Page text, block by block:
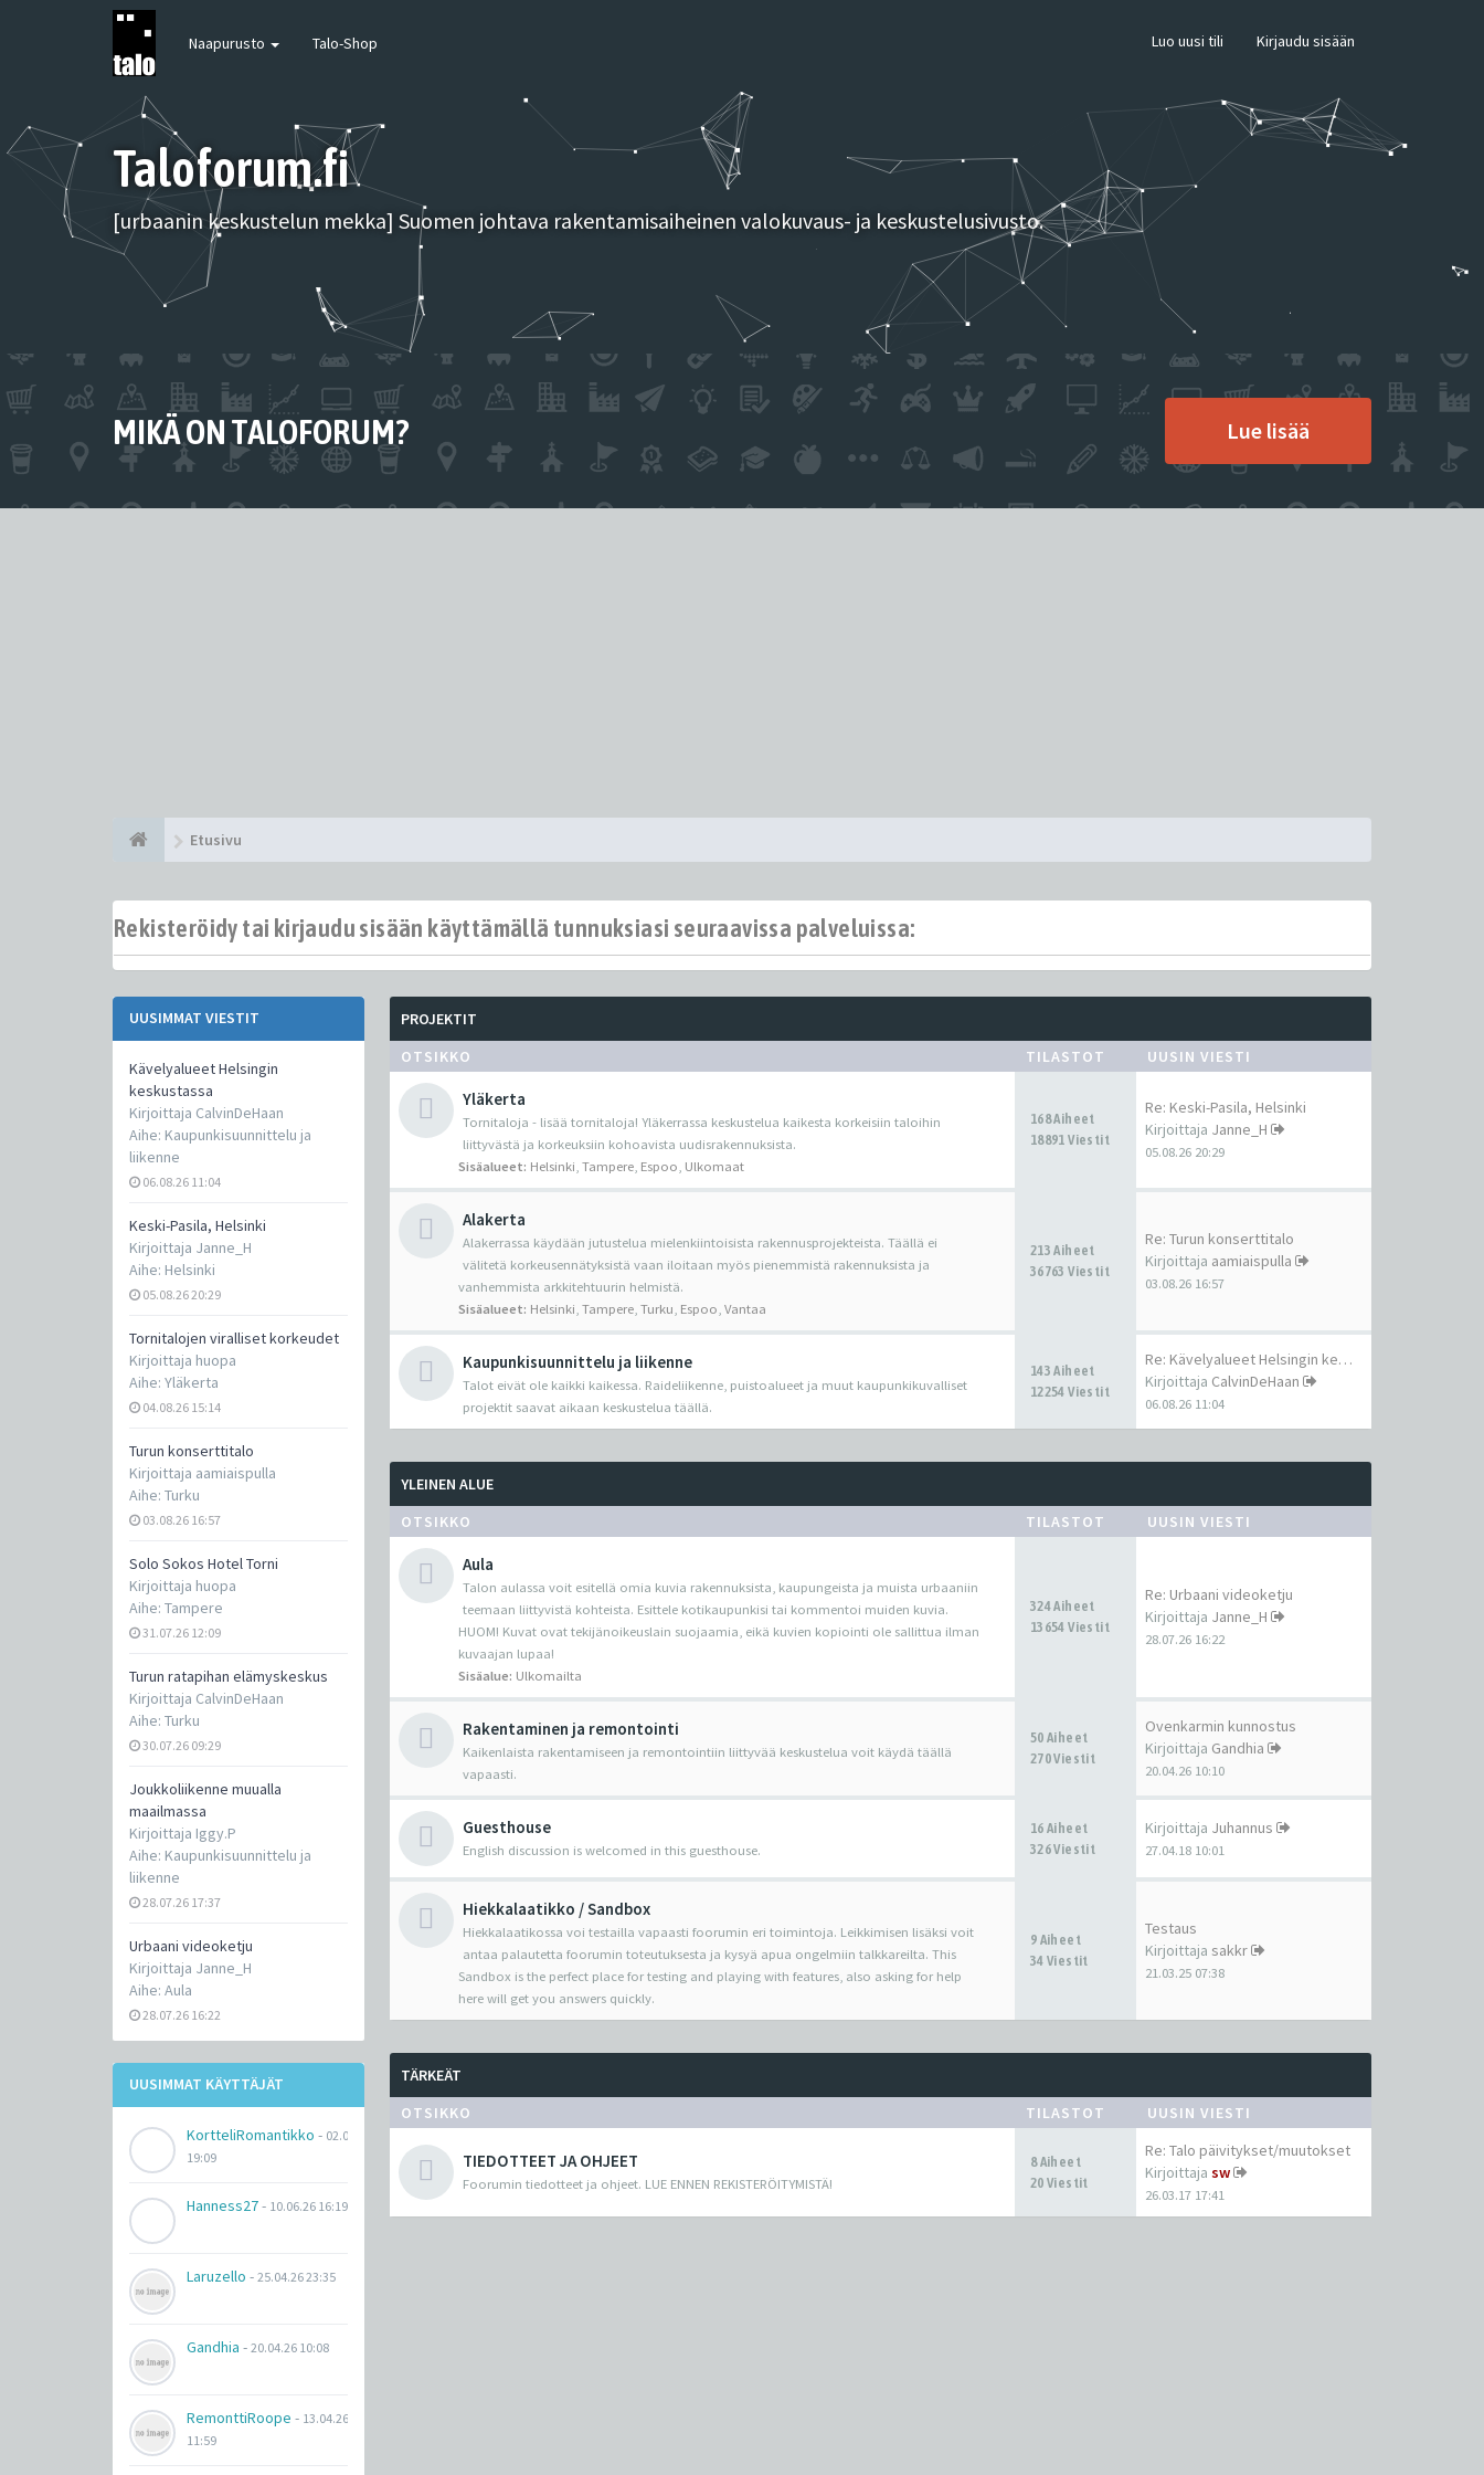
Naapurusto Talo-Shop Luo uusi tili Kirjaudu sisään
Taloforum.fi
[urbaanin keskustelun mekka] Suomen johtava rakentamisaiheinen valokuvaus- ja keskustelusivusto.
MIKÄ ON TALOFORUM? Lue lisää
Etusivu
Rekisteröidy tai kirjaudu sisään käyttämällä tunnuksiasi seuraavissa palveluissa:
UUSIMMAT VIESTIT
Kävelyalueet Helsingin
keskustassa
Kirjoittaja CalvinDeHaan
Aihe: Kaupunkisuunnittelu ja
liikenne
06.08.26 11:04
Keski-Pasila, Helsinki
Kirjoittaja Janne_H
Aihe: Helsinki
05.08.26 20:29
Tornitalojen viralliset korkeudet
Kirjoittaja huopa
Aihe: Yläkerta
04.08.26 15:14
Turun konserttitalo
Kirjoittaja aamiaispulla
Aihe: Turku
03.08.26 16:57
Solo Sokos Hotel Torni
Kirjoittaja huopa
Aihe: Tampere
31.07.26 12:09
Turun ratapihan elämyskeskus
Kirjoittaja CalvinDeHaan
Aihe: Turku
30.07.26 09:29
Joukkoliikenne muualla
maailmassa
Kirjoittaja Iggy.P
Aihe: Kaupunkisuunnittelu ja
liikenne
28.07.26 17:37
Urbaani videoketju
Kirjoittaja Janne_H
Aihe: Aula
28.07.26 16:22
UUSIMMAT KÄYTTÄJÄT
KortteliRomantikko - 02.07.26
19:09
Hanness27- 10.06.26 16:19
Laruzello - 25.04.26 23:35
Gandhia - 20.04.26 10:08
RemonttiRoope - 13.04.26
11:59
PROJEKTIT
OTSIKKO
TILASTOT UUSIN VIESTI
Yläkerta
Tornitaloja - lisää tornitaloja! Yläkerrassa keskustelua kaikesta korkeisiin taloihin
liittyvästä ja korkeuksiin kohoavista uudisrakennuksista.
Sisäalueet: Helsinki Tampere, Espoo Ulkomaat
168 Aiheet
18891 Viestit
Re: Keski-Pasila, Helsinki
Kirjoittaja Janne_H
05.08.26 20:29
Alakerta
Alakerrassa käydään jutustelua mielenkiintoisista rakennusprojekteista. Täällä ei
välitetä korkeusennätyksistä vaan iloitaan myös pienemmistä rakennuksista ja
vanhemmista arkkitehtuurin helmistä.
Sisäalueet: Helsinki Tampere, Turku Espoo Vantaa
213 Aiheet
36763 Viestit
Re: Turun konserttitalo
Kirjoittaja aamiaispulla
03.08.26 16:57
Kaupunkisuunnittelu ja liikenne
Talot eivät ole kaikki kaikessa. Raideliikenne, puistoalueet ja muut kaupunkikuvalliset
projektit saavat aikaan keskustelua täällä.
143 Aiheet
12254 Viestit
Re: Kävelyalueet Helsingin ke…
Kirjoittaja CalvinDeHaan
06.08.26 11:04
YLEINEN ALUE
OTSIKKO
TILASTOT UUSIN VIESTI
Aula
Talon aulassa voit esitellä omia kuvia rakennuksista, kaupungeista ja muista urbaaniin
teemaan liittyvistä kohteista. Esittele kotikaupunkisi tai kommentoi muiden kuvia.
HUOM! Kuvat ovat tekijänoikeuslain suojaamia, eikä kuvien kopiointi ole sallittua ilman
kuvaajan lupaa!
Sisäalue: Ulkomailta
324 Aiheet
13654 Viestit
Re: Urbaani videoketju
Kirjoittaja Janne_H
28.07.26 16:22
Rakentaminen ja remontointi
Kaikenlaista rakentamiseen ja remontointiin liittyvää keskustelua voit käydä täällä
vapaasti.
50 Aiheet
270 Viestit
Ovenkarmin kunnostus
Kirjoittaja Gandhia
20.04.26 10:10
Guesthouse
English discussion is welcomed in this guesthouse.
16 Aiheet
326 Viestit
Kirjoittaja Juhannus
27.04.18 10:01
Hiekkalaatikko / Sandbox
Hiekkalaatikossa voi testailla vapaasti foorumin eri toimintoja. Leikkimisen lisäksi voit
antaa palautetta foorumin toteutuksesta ja kysyä apua ongelmiin talkkareilta. This
Sandbox is the perfect place for testing and playing with features, also asking for help
here will get you answers quickly.
9 Aiheet
34 Viestit
Testaus
Kirjoittaja sakkr
21.03.25 07:38
TÄRKEÄT
OTSIKKO
TILASTOT UUSIN VIESTI
TIEDOTTEET JA OHJEET
Foorumin tiedotteet ja ohjeet. LUE ENNEN REKISTERÖITYMISTÄ!
8 Aiheet
20 Viestit
Re: Talo päivitykset/muutokset
Kirjoittaja sw
26.03.17 17:41